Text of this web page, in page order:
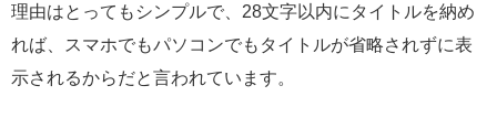
理由はとってもシンプルで、28文字以内にタイトルを納め
れば、スマホでもパソコンでもタイトルが省略されずに表
示されるからだと言われています。